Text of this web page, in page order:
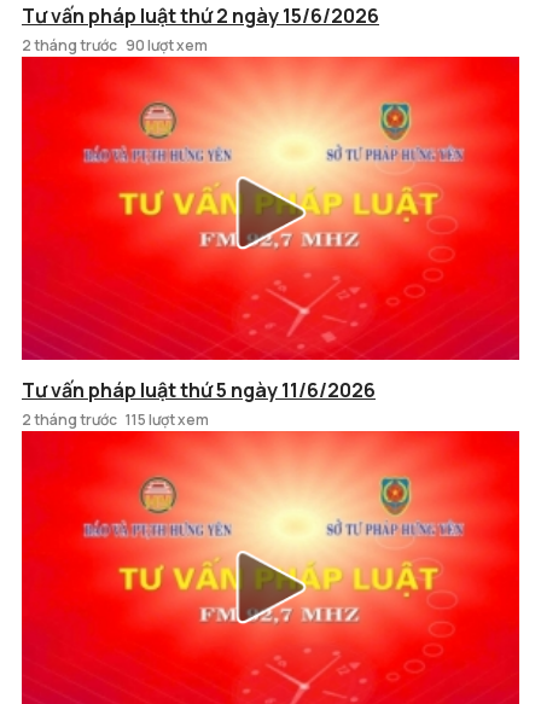
Tư vấn pháp luật thứ 2 ngày 15/6/2026
2 tháng trước 90 lượt xem
Tư vấn pháp luật thứ 5 ngày 11/6/2026
2 tháng trước 115 lượt xem